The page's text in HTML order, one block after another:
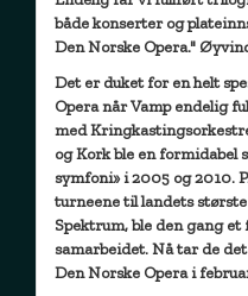
både konserter og
Den Norske Opera."
Det er duket for en helt
Opera når Vamp endelig
med
og Kork ble en formidabel
symfoni» i 2005 og 2010.
turneene til landets
Spektrum, ble den gang
samarbeidet. Nå tar de
Den Norske Opera i